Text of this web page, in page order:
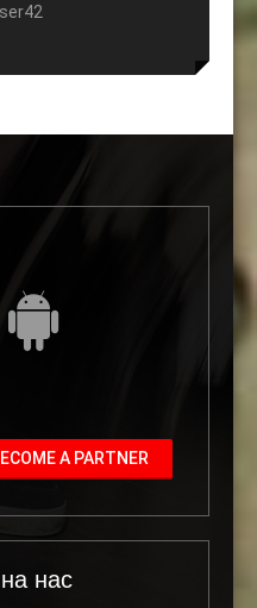
A PARTNER
нас